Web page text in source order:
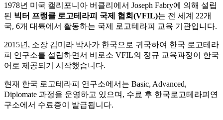
1978년 미국 캘리포니아 버클리에서 Joseph Fabry에 의해 설립
된 빅터 프랭클 로고테라피 국제 협회(VFIL)는 전 세계 22개
국, 6개 대륙에서 활동하는 국제 로고테라피 교육 기관입니다.
2015년, 소장 김미라 박사가 한국으로 귀국하여 한국 로고테라
피 연구소를 설립하면서 비로소 VFIL의 정규 교육과정이 한국
어로 제공되기 시작했습니다.
현재 한국 로고테라피 연구소에서는 Basic, Advanced,
Diplomate 과정을 운영하고 있으며, 수료 후 한국로고테라피연
구소에서 수료증이 발급됩니다.